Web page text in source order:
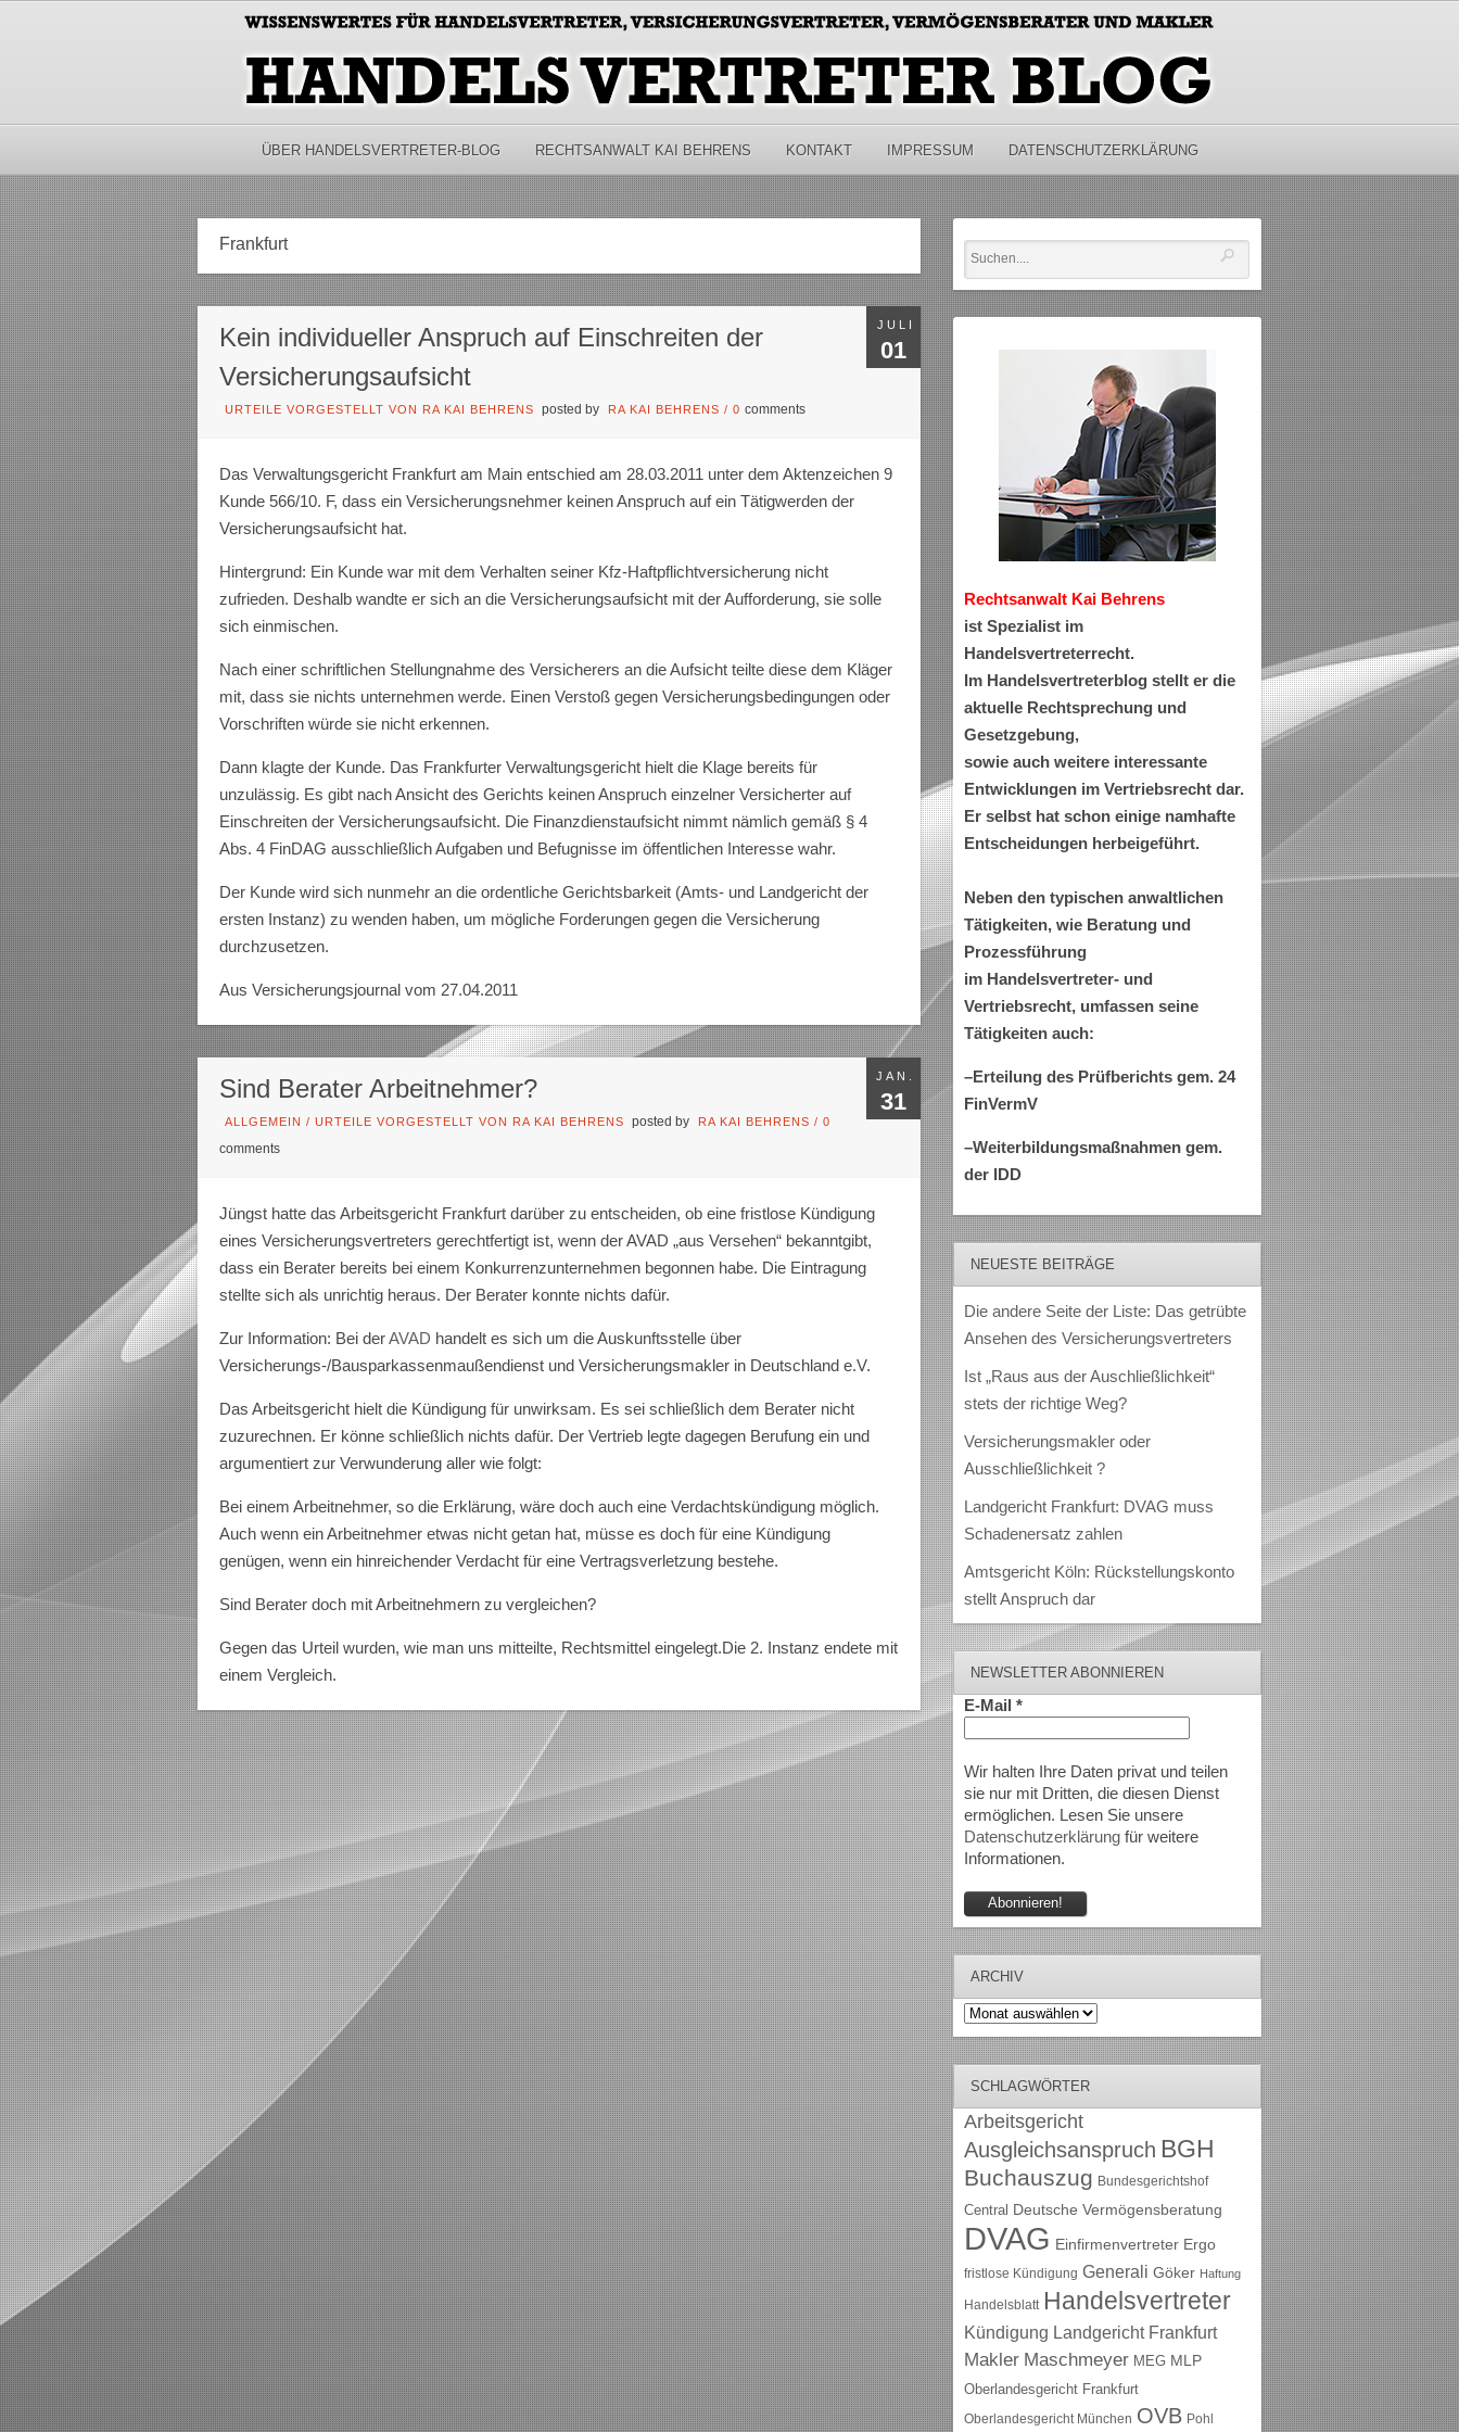
ÜBER HANDELSVERTRETER-BLOG RECHTSANWALT KAI BEHRENS KONTAKT IMPRESSUM DATENSCHUTZERKLÄRUNG
Frankfurt
JULI
01
Kein individueller Anspruch auf Einschreiten der
Versicherungsaufsicht
URTEILE VORGESTELLT VON RA KAI BEHRENS posted by RA KAI BEHRENS / 0 comments
Das Verwaltungsgericht Frankfurt am Main entschied am 28.03.2011 unter dem Aktenzeichen 9
Kunde 566/10. F, dass ein Versicherungsnehmer keinen Anspruch auf ein Tätigwerden der
Versicherungsaufsicht hat.
Hintergrund: Ein Kunde war mit dem Verhalten seiner Kfz-Haftpflichtversicherung nicht
zufrieden. Deshalb wandte er sich an die Versicherungsaufsicht mit der Aufforderung, sie solle
sich einmischen.
Nach einer schriftlichen Stellungnahme des Versicherers an die Aufsicht teilte diese dem Kläger
mit, dass sie nichts unternehmen werde. Einen Verstoß gegen Versicherungsbedingungen oder
Vorschriften würde sie nicht erkennen.
Dann klagte der Kunde. Das Frankfurter Verwaltungsgericht hielt die Klage bereits für
unzulässig. Es gibt nach Ansicht des Gerichts keinen Anspruch einzelner Versicherter auf
Einschreiten der Versicherungsaufsicht. Die Finanzdienstaufsicht nimmt nämlich gemäß § 4
Abs. 4 FinDAG ausschließlich Aufgaben und Befugnisse im öffentlichen Interesse wahr.
Der Kunde wird sich nunmehr an die ordentliche Gerichtsbarkeit (Amts- und Landgericht der
ersten Instanz) zu wenden haben, um mögliche Forderungen gegen die Versicherung
durchzusetzen.
Aus Versicherungsjournal vom 27.04.2011
JAN.
31
Sind Berater Arbeitnehmer?
ALLGEMEIN / URTEILE VORGESTELLT VON RA KAI BEHRENS posted by RA KAI BEHRENS / 0
comments
Jüngst hatte das Arbeitsgericht Frankfurt darüber zu entscheiden, ob eine fristlose Kündigung
eines Versicherungsvertreters gerechtfertigt ist, wenn der AVAD „aus Versehen“ bekanntgibt,
dass ein Berater bereits bei einem Konkurrenzunternehmen begonnen habe. Die Eintragung
stellte sich als unrichtig heraus. Der Berater konnte nichts dafür.
Zur Information: Bei derAVAD handelt es sich um die Auskunftsstelle über
Versicherungs-/Bausparkassenmaußendienst und Versicherungsmakler in Deutschland e.V.
Das Arbeitsgericht hielt die Kündigung für unwirksam. Es sei schließlich dem Berater nicht
zuzurechnen. Er könne schließlich nichts dafür. Der Vertrieb legte dagegen Berufung ein und
argumentiert zur Verwunderung aller wie folgt:
Bei einem Arbeitnehmer, so die Erklärung, wäre doch auch eine Verdachtskündigung möglich.
Auch wenn ein Arbeitnehmer etwas nicht getan hat, müsse es doch für eine Kündigung
genügen, wenn ein hinreichender Verdacht für eine Vertragsverletzung bestehe.
Sind Berater doch mit Arbeitnehmern zu vergleichen?
Gegen das Urteil wurden, wie man uns mitteilte, Rechtsmittel eingelegt.Die 2. Instanz endete mit
einem Vergleich.
Rechtsanwalt Kai Behrens
ist Spezialist im
Handelsvertreterrecht.
Im Handelsvertreterblog stellt er die
aktuelle Rechtsprechung und
Gesetzgebung,
sowie auch weitere interessante
Entwicklungen im Vertriebsrecht dar.
Er selbst hat schon einige namhafte
Entscheidungen herbeigeführt.
Neben den typischen anwaltlichen
Tätigkeiten, wie Beratung und
Prozessführung
im Handelsvertreter- und
Vertriebsrecht, umfassen seine
Tätigkeiten auch:
–Erteilung des Prüfberichts gem. 24
FinVermV
–Weiterbildungsmaßnahmen gem.
der IDD
NEUESTE BEITRÄGE
Die andere Seite der Liste: Das getrübte
Ansehen des Versicherungsvertreters
Ist „Raus aus der Auschließlichkeit“
stets der richtige Weg?
Versicherungsmakler oder
Ausschließlichkeit ?
Landgericht Frankfurt: DVAG muss
Schadenersatz zahlen
Amtsgericht Köln: Rückstellungskonto
stellt Anspruch dar
NEWSLETTER ABONNIEREN
E-Mail *
Wir halten Ihre Daten privat und teilen
sie nur mit Dritten, die diesen Dienst
ermöglichen. Lesen Sie unsere
Datenschutzerklärungfür weitere
Informationen.
ARCHIV
Archiv
SCHLAGWÖRTER
Arbeitsgericht
Ausgleichsanspruch BGH
Buchauszug Bundesgerichtshof
Central Deutsche Vermögensberatung
DVAG Einfirmenvertreter Ergo
fristlose Kündigung Generali Göker Haftung
Handelsblatt Handelsvertreter
Kündigung Landgericht Frankfurt
Makler Maschmeyer MEG MLP
Oberlandesgericht Frankfurt
Oberlandesgericht München OVB Pohl